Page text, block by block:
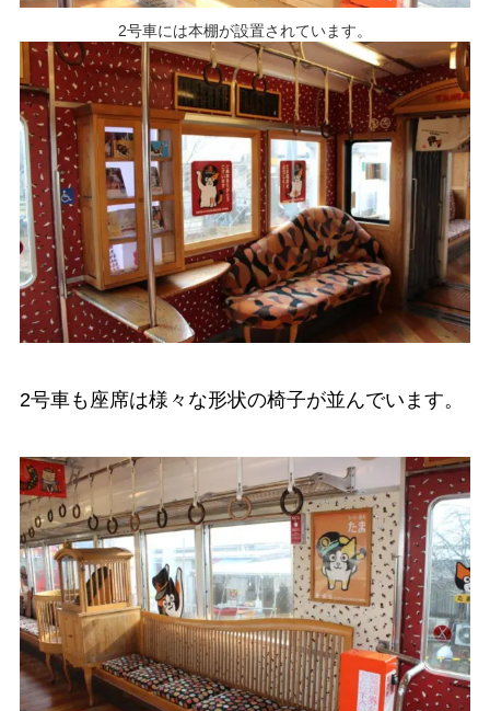
2号車には本棚が設置されています。
2号車も座席は様々な形状の椅子が並んでいます。